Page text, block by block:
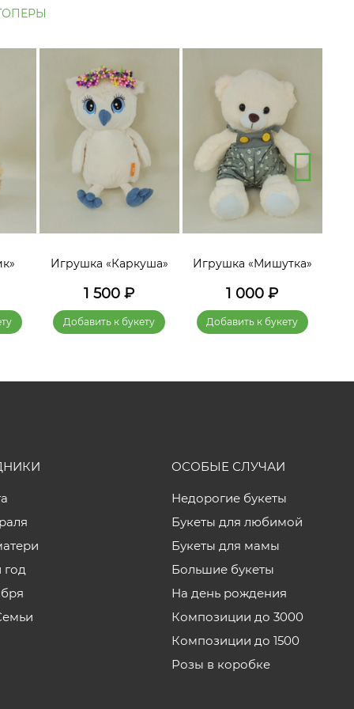
Игрушка «Каркуша»
1 500 ₽
Добавить к букету
Игрушка «Мишутка»
1 000 ₽
Добавить к букету
год
ОСОБЫЕ СЛУЧАИ
Недорогие букеты
Букеты для любимой
Букеты для мамы
Большие букеты
На день рождения
Композиции до 3000
Композиции до 1500
Розы в коробке